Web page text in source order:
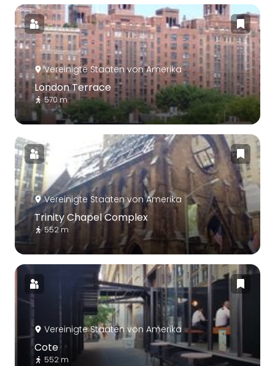
Vereinigte Staaten von Amerika
London Terrace
570 m
Vereinigte Staaten von Amerika
Trinity Chapel Complex
552 m
Vereinigte Staaten von Amerika
Cote
552 m